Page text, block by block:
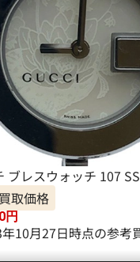
ブレスウォッチ 107 SS
取価格
円
10月27日時点の参考